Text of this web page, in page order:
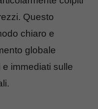
Questo
chiaro e
globale
immediati sulle